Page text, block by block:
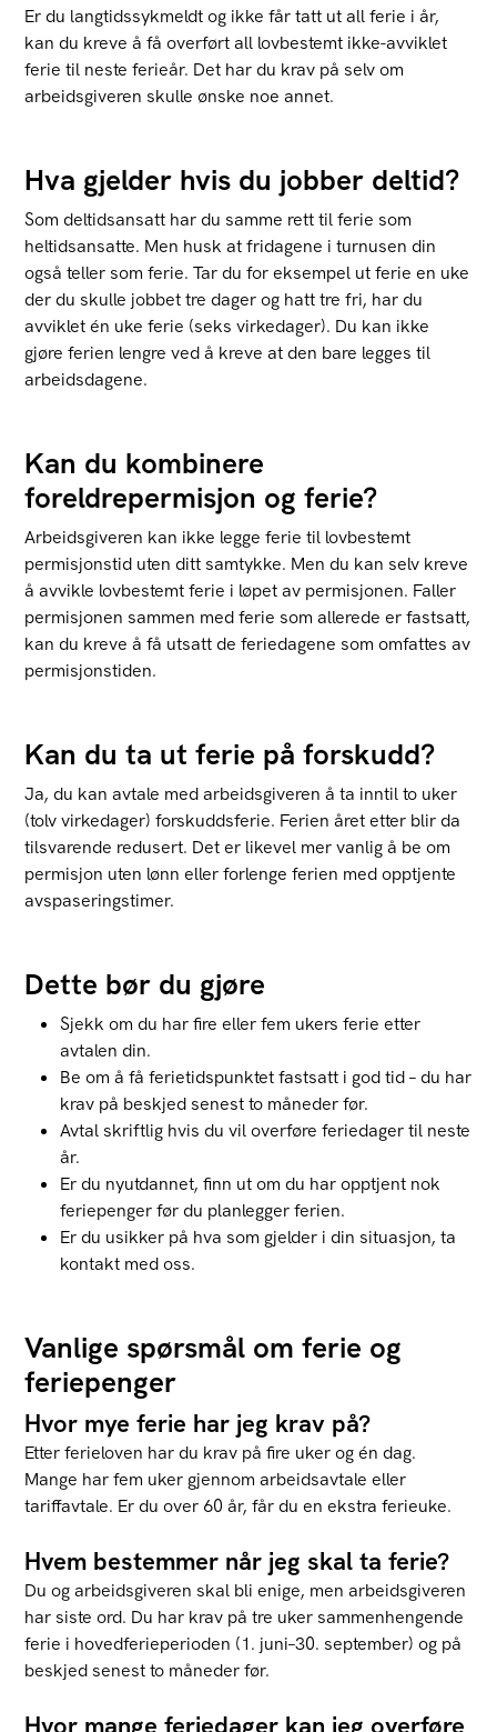
Er du langtidssykmeldt og ikke får tatt ut all ferie i år,
kan du kreve å få overført all lovbestemt ikke-avviklet
ferie til neste ferieår. Det har du krav på selv om
arbeidsgiveren skulle ønske noe annet.
Hva gjelder hvis du jobber deltid?
Som deltidsansatt har du samme rett til ferie som
heltidsansatte. Men husk at fridagene i turnusen din
også teller som ferie. Tar du for eksempel ut ferie en uke
der du skulle jobbet tre dager og hatt tre fri, har du
avviklet én uke ferie (seks virkedager). Du kan ikke
gjøre ferien lengre ved å kreve at den bare legges til
arbeidsdagene.
Kan du kombinere
foreldrepermisjon og ferie?
Arbeidsgiveren kan ikke legge ferie til lovbestemt
permisjonstid uten ditt samtykke. Men du kan selv kreve
å avvikle lovbestemt ferie i løpet av permisjonen. Faller
permisjonen sammen med ferie som allerede er fastsatt,
kan du kreve å få utsatt de feriedagene som omfattes av
permisjonstiden.
Kan du ta ut ferie på forskudd?
Ja, du kan avtale med arbeidsgiveren å ta inntil to uker
(tolv virkedager) forskuddsferie. Ferien året etter blir da
tilsvarende redusert. Det er likevel mer vanlig å be om
permisjon uten lønn eller forlenge ferien med opptjente
avspaseringstimer.
Dette bør du gjøre
Sjekk om du har fire eller fem ukers ferie etter
avtalen din.
Be om å få ferietidspunktet fastsatt i god tid – du har
krav på beskjed senest to måneder før.
Avtal skriftlig hvis du vil overføre feriedager til neste
år.
Er du nyutdannet, finn ut om du har opptjent nok
feriepenger før du planlegger ferien.
Er du usikker på hva som gjelder i din situasjon, ta
kontakt med oss.
Vanlige spørsmål om ferie og
feriepenger
Hvor mye ferie har jeg krav på?
Etter ferieloven har du krav på fire uker og én dag.
Mange har fem uker gjennom arbeidsavtale eller
tariffavtale. Er du over 60 år, får du en ekstra ferieuke.
Hvem bestemmer når jeg skal ta ferie?
Du og arbeidsgiveren skal bli enige, men arbeidsgiveren
har siste ord. Du har krav på tre uker sammenhengende
ferie i hovedferieperioden (1. juni–30. september) og på
beskjed senest to måneder før.